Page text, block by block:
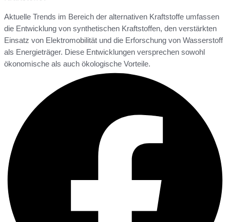
Aktuelle Trends im Bereich der alternativen Kraftstoffe umfassen
die Entwicklung von synthetischen Kraftstoffen, den verstärkten
Einsatz von Elektromobilität und die Erforschung von Wasserstoff
als Energieträger. Diese Entwicklungen versprechen sowohl
ökonomische als auch ökologische Vorteile.